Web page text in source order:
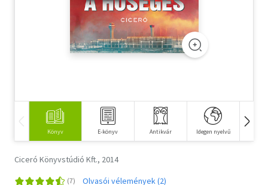
Társadalomtudomány
Természettudomány
Könyv E-könyv Antikvár Idegen nyelvű
Ciceró Könyvstúdió Kft., 2014
Olvasói vélemények (2)